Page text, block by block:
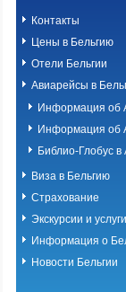
Контакты
Цены в Бельгию
Отели Бельгии
Авиарейсы в
Информация об
Информация об
Библио-Глобус в
Виза в Бельгию
Страхование
Экскурсии и
Информация о
Новости Бельгии